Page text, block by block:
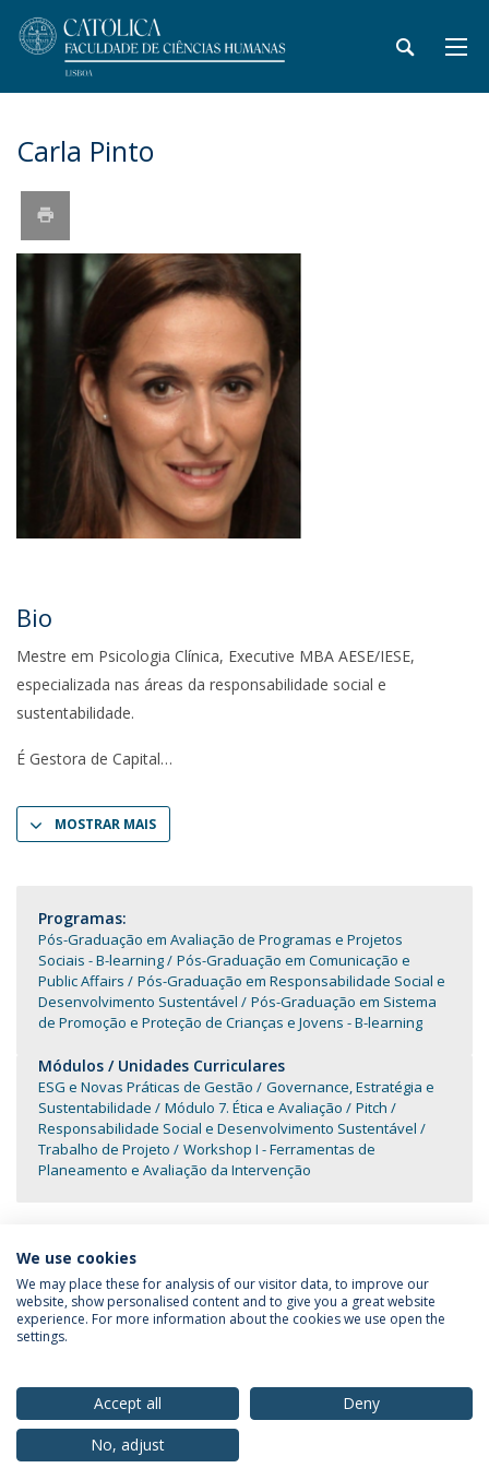
Carla Pinto
Bio
Mestre em Psicologia Clínica, Executive MBA AESE/IESE,
especializada nas áreas da responsabilidade social e
sustentabilidade.
É Gestora de Capital
MOSTRAR MAIS
Programas:
Pós-Graduação em Avaliação de Programas e Projetos
Sociais - B-learning
Pós-Graduação em Comunicação e
Public Affairs
Pós-Graduação em Responsabilidade Social e
Desenvolvimento Sustentável
Pós-Graduação em Sistema
de Promoção e Proteção de Crianças e Jovens - B-learning
Módulos / Unidades Curriculares
ESG e Novas Práticas de Gestão
Governance, Estratégia e
Sustentabilidade
Módulo 7. Ética e Avaliação
Pitch
Responsabilidade Social e Desenvolvimento Sustentável
Trabalho de Projeto
Workshop I - Ferramentas de
Planeamento e Avaliação da Intervenção
Política de Privacidade
Termos & Condições
© 2026 Universidade Católica Portuguesa
We use cookies
We may place these for analysis of our visitor data, to improve our
website, show personalised content and to give you a great website
experience. For more information about the cookies we use open the
settings.
Accept all
Deny
No, adjust